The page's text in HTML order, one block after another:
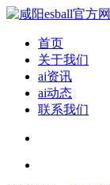
首页
关于我们
ai资讯
ai动态
联系我们